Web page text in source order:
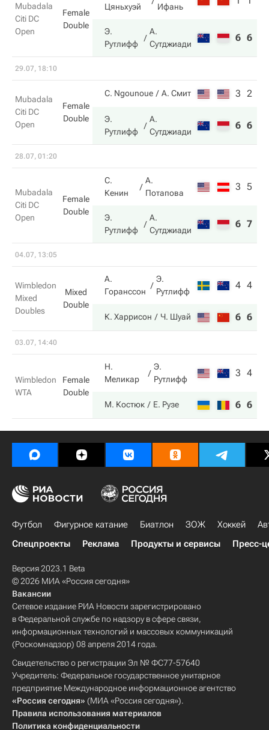
Mubadala
Citi DC
Open
Female
Double
Цяньхуэй
Ифань
Э.
Рутлифф
А.
Сутджиади
6 6
29.07, 18:10
Mubadala
Citi DC
Open
Female
Double
C. Ngounoue А. Смит 3 2
Э.
Рутлифф
А.
Сутджиади
6 6
28.07, 01:20
Mubadala
Citi DC
Open
Female
Double
С.
Кенин
А.
Потапова
3 5
Э.
Рутлифф
А.
Сутджиади
6 7
04.07, 13:05
Wimbledon
Mixed
Doubles
Mixed
Double
А.
Горанссон
Э.
Рутлифф
4 4
К. Харрисон Ч. Шуай 6 6
03.07, 14:40
Wimbledon
WTA
Female
Double
Н.
Меликар
Э.
Рутлифф
3 4
М. Костюк Е. Рузе 6 6
Футбол Фигурное катание Биатлон ЗОЖ Хоккей
Спецпроекты
Реклама Продукты и сервисы Пресс-
Версия 2023.1 Beta
© 2026 МИА «Россия сегодня»
Вакансии
Сетевое издание РИА Новости зарегистрировано
в Федеральной службе по надзору в сфере связи,
информационных технологий и массовых коммуникаций
(Роскомнадзор) 08 апреля 2014 года.
Свидетельство о регистрации Эл № ФС77-57640
Учредитель: Федеральное государственное унитарное
предприятие Международное информационное агентство
«Россия сегодня» (МИА «Россия сегодня»).
Правила использования материалов
Политика конфиденциальности